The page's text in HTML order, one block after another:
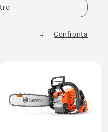
Il motore X-Torq
ma c'è ancora di più.
ergonomia si
garantire risultati di
Curioso di
Confronta